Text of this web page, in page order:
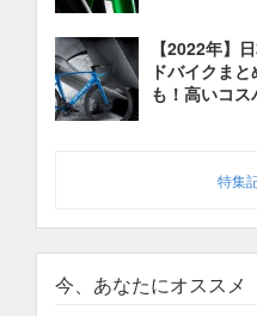
【2022年】
ドバイクま
も！高いコ
特集
今、あなたにオススメ